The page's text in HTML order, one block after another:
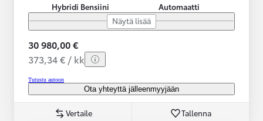
Hybridi Bensiini
Automaatti
Näytä lisää
30 980,00 €
373,34 € / kk
Tutustu autoon
Ota yhteyttä jälleenmyyjään
Vertaile Tallenna